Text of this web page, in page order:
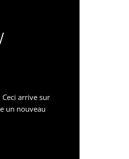
arrive sur
un nouveau